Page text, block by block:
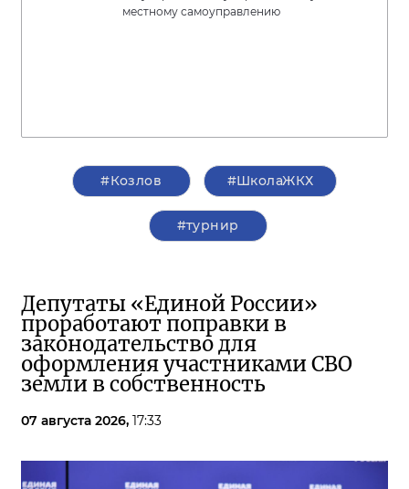
местному самоуправлению
#Козлов #ШколаЖКХ
#турнир
Депутаты «Единой России»
проработают поправки в
законодательство для
оформления участниками СВО
земли в собственность
07 августа 2026, 17:33